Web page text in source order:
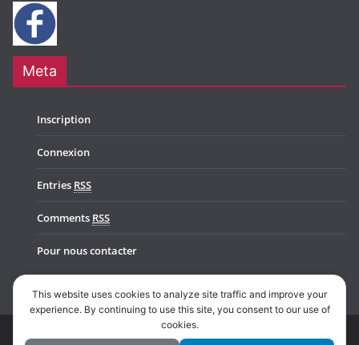
Meta
Inscription
Connexion
Entries RSS
Comments RSS
Pour nous contacter
Copyright © 2026Music In Belgium. All rights reserved.
This website uses cookies to analyze site traffic and improve your
experience. By continuing to use this site, you consent to our use of
cookies.